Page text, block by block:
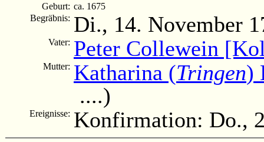
Geburt: ca. 1675
Begräbnis: Di., 14. November
Vater: Peter Collewein
Mutter: Katharina (Tringen)
....)
Ereignisse: Konfirmation: Do.,